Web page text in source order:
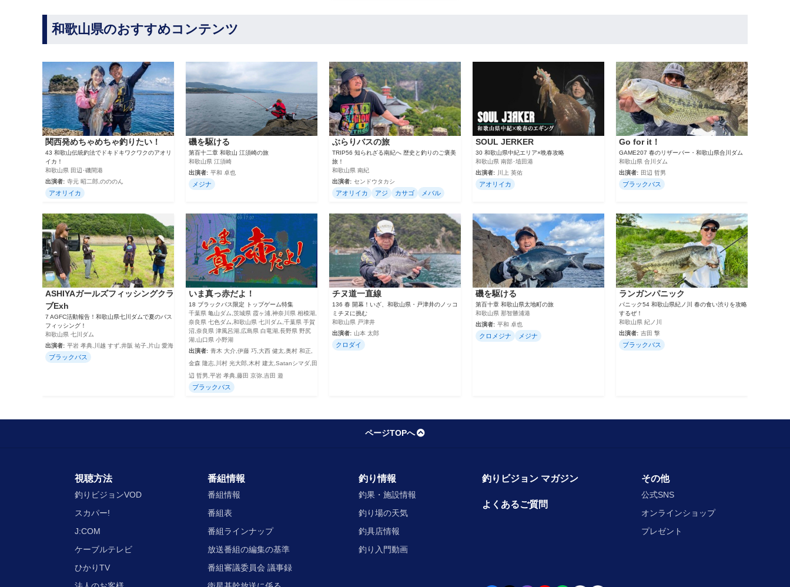
和歌山県のおすすめコンテンツ
関西発めちゃめちゃ釣りたい！
43 和歌山伝統釣法でドキドキワクワクのアオリ
イカ！
和歌山県 田辺･磯間港
出演者: 寺元 昭二郎,のののん
アオリイカ
磯を駆ける
第百十二章 和歌山 江須崎の旅
和歌山県 江須崎
出演者: 平和 卓也
メジナ
ぶらりバスの旅
TRIP56 知られざる南紀へ 歴史と釣りのご褒美
旅！
和歌山県 南紀
出演者: センドウタカシ
アオリイカ アジ カサゴ メバル
SOUL JERKER
30 和歌山県中紀エリア×晩春攻略
和歌山県 南部･埴田港
出演者:
川上 英佑
アオリイカ
Go for it！
GAME207 春のリザーバー・和歌山県合川ダム
和歌山県 合川ダム
出演者: 田辺 哲男
ブラックバス
ASHIYAガールズフィッシングクラ
ブExh
7 AGFC活動報告！和歌山県七川ダムで夏のバス
フィッシング！
和歌山県 七川ダム
出演者: 平岩 孝典,川越 すず,井阪 祐子,片山 愛海
ブラックバス
いま真っ赤だよ！
18 ブラックバス限定 トップゲーム特集
千葉県 亀山ダム,茨城県 霞ヶ浦,神奈川県 相模湖,
奈良県 七色ダム,和歌山県 七川ダム,千葉県 手賀
沼,奈良県 津風呂湖,広島県 白竜湖,長野県 野尻
湖,山口県 小野湖
出演者: 青木 大介,伊藤 巧,大西 健太,奥村 和正,
金森 隆志,川村 光大郎,木村 建太,Satanシマダ,田
辺 哲男,平岩 孝典,藤田 京弥,吉田 遊
ブラックバス
チヌ道一直線
136 春 開幕！いざ、和歌山県・戸津井のノッコ
ミチヌに挑む
和歌山県 戸津井
出演者: 山本 太郎
クロダイ
磯を駆ける
第百十章 和歌山県太地町の旅
和歌山県 那智勝浦港
出演者: 平和 卓也
クロメジナ メジナ
ランガンパニック
パニック54 和歌山県紀ノ川 春の食い渋りを攻略
するぜ！
和歌山県 紀ノ川
出演者: 吉田 撃
ブラックバス
ページTOPへ
視聴方法
釣りビジョンVOD
スカパー!
J:COM
ケーブルテレビ
ひかりTV
番組情報
番組情報
番組表
番組ラインナップ
放送番組の編集の基準
番組審議委員会 議事録
釣り情報
釣果・施設情報
釣り場の天気
釣具店情報
釣り入門動画
釣りビジョン マガジン
よくあるご質問
その他
公式SNS
オンラインショップ
プレゼント